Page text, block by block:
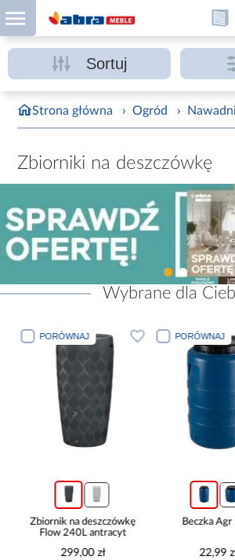
Sortuj
Strona główna › Ogród ›
Zbiorniki na deszczówkę
Wybrane dla
PORÓWNAJ
Zbiornik na deszczówkę
Flow 240L antracyt
299,00 zł
PORÓWNAJ
Beczka Agr
22,99